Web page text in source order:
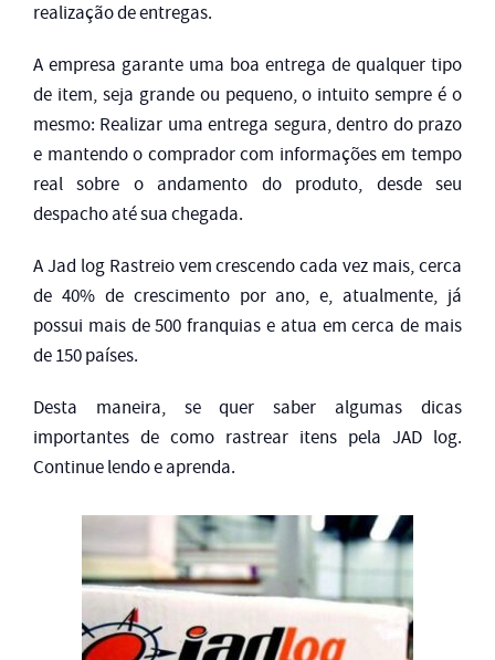
realização de entregas.
A empresa garante uma boa entrega de qualquer tipo
de item, seja grande ou pequeno, o intuito sempre é o
mesmo: Realizar uma entrega segura, dentro do prazo
e mantendo o comprador com informações em tempo
real sobre o andamento do produto, desde seu
despacho até sua chegada.
A Jad log Rastreio vem crescendo cada vez mais, cerca
de 40% de crescimento por ano, e, atualmente, já
possui mais de 500 franquias e atua em cerca de mais
de 150 países.
Desta maneira, se quer saber algumas dicas
importantes de como rastrear itens pela JAD log.
Continue lendo e aprenda.